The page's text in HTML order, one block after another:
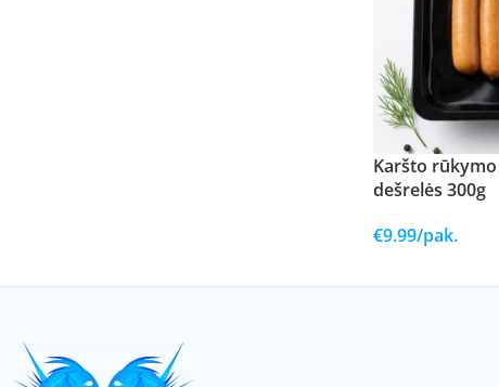
Karšto
dešrelės 300g
€9.99/pak.